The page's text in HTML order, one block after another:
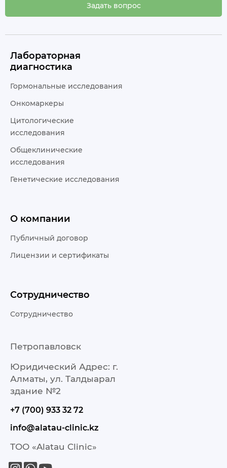
Задать вопрос
Лабораторная
диагностика
Гормональные исследования
Онкомаркеры
Цитологические
исследования
Общеклинические
исследования
Генетические исследования
О компании
Публичный договор
Лицензии и сертификаты
Сотрудничество
Сотрудничество
Петропавловск
Юридический Адрес: г.
Алматы, ул. Талдыарал
здание №2
+7 (700) 933 32 72
info@alatau-clinic.kz
ТОО «Alatau Clinic»